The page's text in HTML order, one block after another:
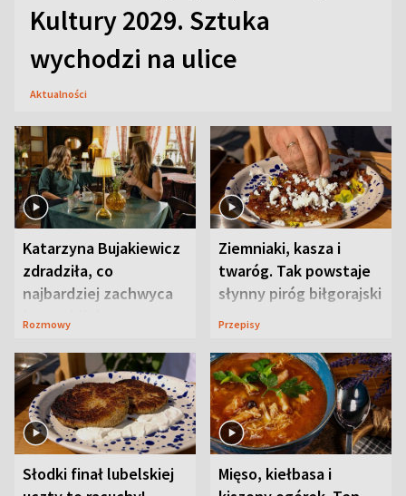
Kultury 2029. Sztuka
wychodzi na ulice
Aktualności
Katarzyna Bujakiewicz
zdradziła, co
najbardziej zachwyca
ją w Lublinie
Rozmowy
Ziemniaki, kasza i
twaróg. Tak powstaje
słynny piróg biłgorajski
Przepisy
Słodki finał lubelskiej
Mięso, kiełbasa i